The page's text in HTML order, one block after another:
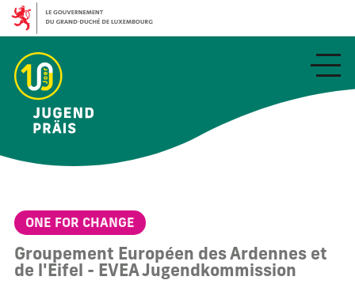
ONE FOR CHANGE
Groupement Européen des Ardennes et
de l'Eifel - EVEA Jugendkommission